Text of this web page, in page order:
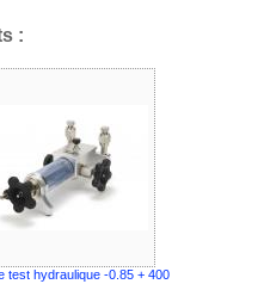
:
test hydraulique -0.85 + 400